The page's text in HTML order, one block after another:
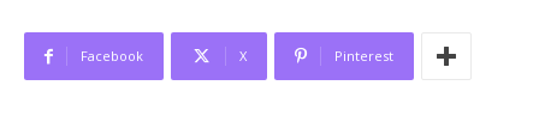
Facebook X Pinterest